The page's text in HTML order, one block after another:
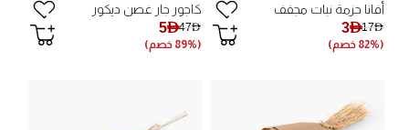
أفانا حزمة نبات مجفف
3AED17AED
(82% خصم)
كاجور جار غصن ديكور
5AED47AED
(89% خصم)